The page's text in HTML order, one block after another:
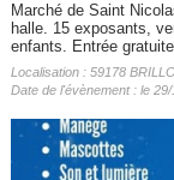
Marché de Saint
halle. 15 exposants,
enfants. Entrée
Localisation : 59178
Date de l'évènement : le 29/